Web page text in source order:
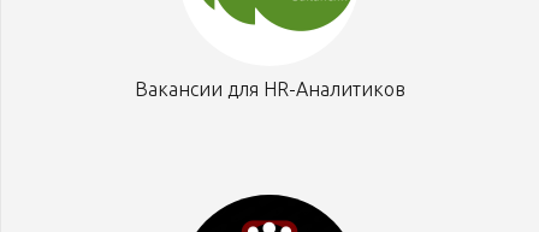
Вакансии для HR-Аналитиков